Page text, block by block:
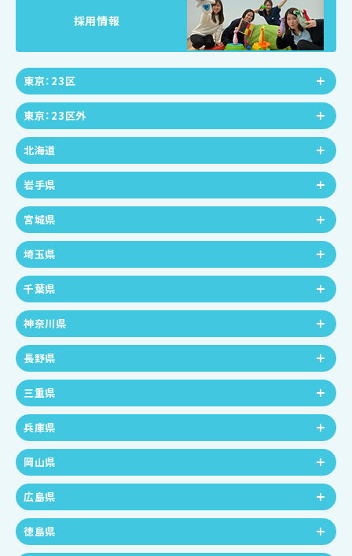
採用情報
東京：23区
東京：23区外
北海道
岩手県
宮城県
埼玉県
千葉県
神奈川県
長野県
三重県
兵庫県
岡山県
広島県
徳島県